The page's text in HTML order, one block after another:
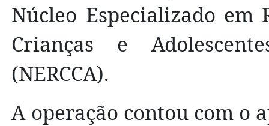
Núcleo Especializado em
Crianças e
(NERCCA).
A operação contou com o